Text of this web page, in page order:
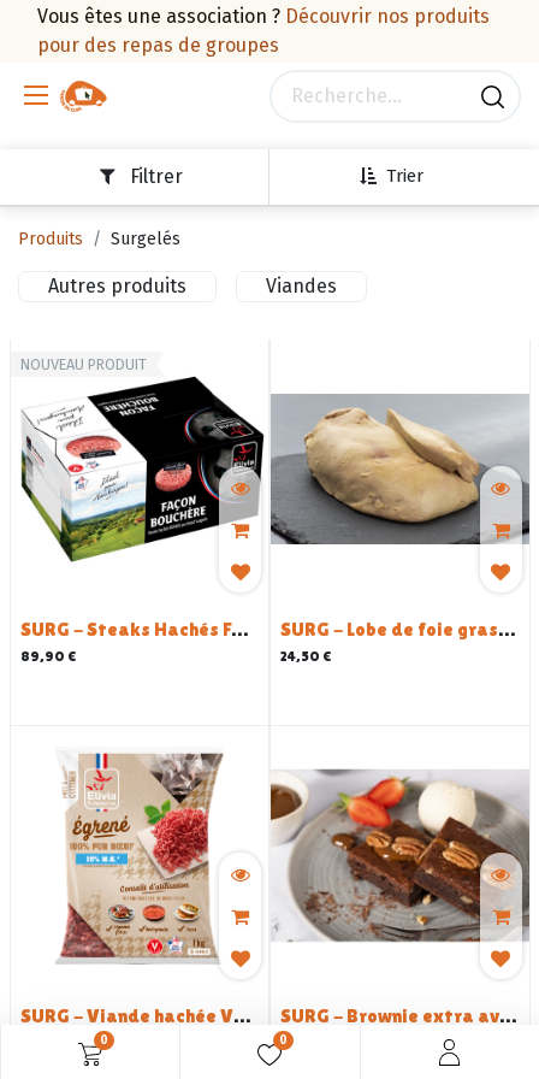
0 0
Vous êtes une association ? Découvrir nos produits
pour des repas de groupes
Trier
Filtrer
Produits Surgelés
Autres produits Viandes
NOUVEAU PRODUIT
SURG - Steaks Hachés Façon Bouchère VBF 100% boeuf - 150G x 38 - 5.7 KG
89,90 €
SURG - Lobe de foie gras - 500 gr
24,50 €
SURG - Viande hachée VBF 100% Bœuf - 1 KG SURG - Brownie extra avec noix de pécan prédécoupé prédécoupés - 30 PARTS
40,00